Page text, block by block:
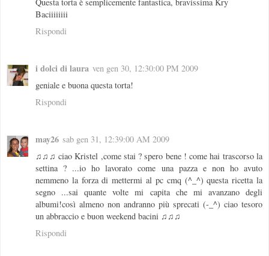
Baciiiiiiii
Rispondi
i dolci di laura ven gen 30, 12:30:00 PM 2009
geniale e buona questa torta!
Rispondi
may26 sab gen 31, 12:39:00 AM 2009
♫♫♫ ciao Kristel ,come stai ? spero bene ! come hai trascorso la
settina ? ...io ho lavorato come una pazza e non ho avuto
nemmeno la forza di mettermi al pc cmq (^_^) questa ricetta la
segno ...sai quante volte mi capita che mi avanzano degli
albumi!così almeno non andranno più sprecati (-_^) ciao tesoro
un abbraccio e buon weekend bacini ♫♫♫
Rispondi